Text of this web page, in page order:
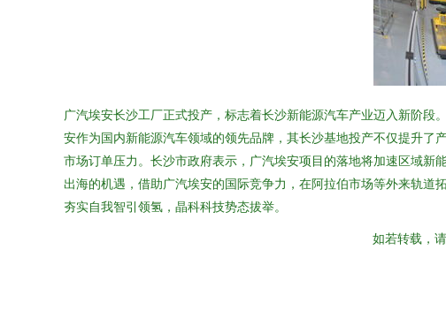
广汽埃安长沙工厂正式投产，标志着长沙新能源汽车产业迈入新阶
安作为国内新能源汽车领域的领先品牌，其长沙基地投产不仅提升
市场订单压力。长沙市政府表示，广汽埃安项目的落地将加速区域
出海的机遇，借助广汽埃安的国际竞争力，在阿拉伯市场等外来轨
夯实自我智引领氢，晶科科技势态拔举。
如若转载，